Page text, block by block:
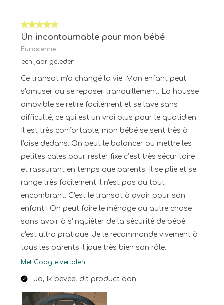
5 van 5 sterren.
Un incontournable pour mon bébé
Eurasienne
een jaar geleden
Ce transat m'a changé la vie. Mon enfant peut
s'amuser ou se reposer tranquillement. La housse
amovible se retire facilement et se lave sans
difficulté, ce qui est un vrai plus pour le quotidien.
Il est très confortable, mon bébé se sent très à
l'aise dedans. On peut le balancer ou mettre les
petites cales pour rester fixe c’est très sécuritaire
et rassurant en temps que parents. Il se plie et se
range très facilement il n'est pas du tout
encombrant. C'est le transat à avoir pour son
enfant ! On peut faire le ménage ou autre chose
sans avoir à s'inquiéter de la sécurité de bébé
c'est ultra pratique. Je le recommande vivement à
tous les parents il joue très bien son rôle.
Met Google vertalen
Ja, Ik beveel dit product aan.